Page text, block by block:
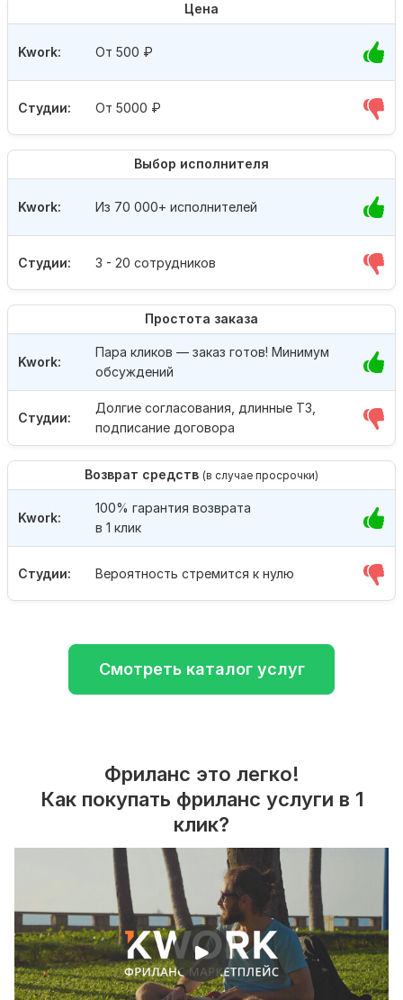
Цена
Студии: От 5000 ₽
Kwork: От 500 ₽
Выбор исполнителя
Студии: 3 - 20 сотрудников
Kwork: Из 70 000+ исполнителей
Простота заказа
Студии:
Долгие согласования, длинные ТЗ,
подписание договора
Kwork:
Пара кликов — заказ готов! Минимум
обсуждений
Возврат средств (в случае просрочки)
Студии: Вероятность стремится к нулю
Kwork:
100% гарантия возврата
в 1 клик
Смотреть каталог услуг
Фриланс это легко!
Как покупать фриланс услуги в 1
клик?